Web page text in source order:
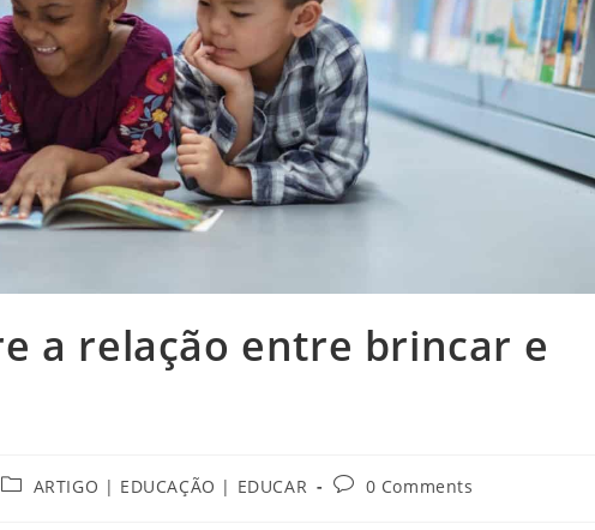
a relação entre brincar e
PostARTIGO | EDUCAÇÃO | EDUCAR
Post0 Comments